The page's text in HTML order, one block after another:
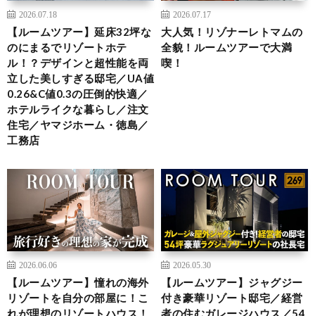
2026.07.18
【ルームツアー】延床32坪な
のにまるでリゾートホテ
ル！？デザインと超性能を両
立した美しすぎる邸宅／UA値
0.26&C値0.3の圧倒的快適／
ホテルライクな暮らし／注文
住宅／ヤマジホーム・徳島／
工務店
2026.07.17
大人気！リゾナーレトマムの
全貌！ルームツアーで大満
喫！
2026.06.06
【ルームツアー】憧れの海外
リゾートを自分の部屋に！こ
2026.05.30
【ルームツアー】ジャグジー
付き豪華リゾート邸宅／経営